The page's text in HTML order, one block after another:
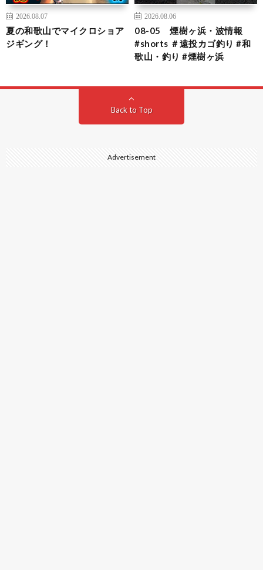
2026.08.07
夏の和歌山でマイクロショア
ジギング！
2026.08.06
08-05 煙樹ヶ浜・波情報
#shorts ＃遠投カゴ釣り #和
歌山・釣り #煙樹ヶ浜
Back to Top
Advertisement